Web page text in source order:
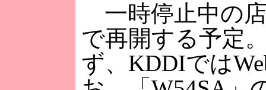
一時停止中の
で再開する予定
ず、KDDIでは